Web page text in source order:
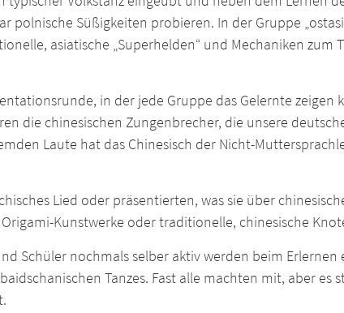
polnische Süßigkeiten probieren. In der Gruppe
asiatische „Superhelden“ und Mechaniken zum
in der jede Gruppe das Gelernte zeigen
die chinesischen Zungenbrecher, die unsere
Laute hat das Chinesisch der Nicht-
Lied oder präsentierten, was sie über
Kunstwerke oder traditionelle, chinesische
Schüler nochmals selber aktiv werden beim Erlernen
Tanzes. Fast alle machten mit, aber es